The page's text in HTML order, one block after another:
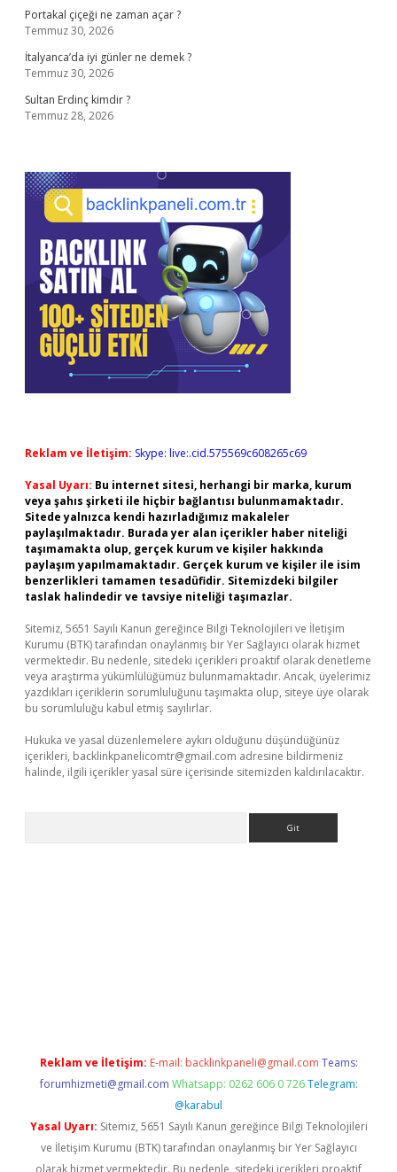
Portakal çiçeği ne zaman açar ?
Temmuz 30, 2026
İtalyanca’da iyi günler ne demek ?
Temmuz 30, 2026
Sultan Erdinç kimdir ?
Temmuz 28, 2026
Reklam ve İletişim: Skype: live:.cid.575569c608265c69
Yasal Uyarı: Bu internet sitesi, herhangi bir marka, kurum
veya şahıs şirketi ile hiçbir bağlantısı bulunmamaktadır.
Sitede yalnızca kendi hazırladığımız makaleler
paylaşılmaktadır. Burada yer alan içerikler haber niteliği
taşımamakta olup, gerçek kurum ve kişiler hakkında
paylaşım yapılmamaktadır. Gerçek kurum ve kişiler ile isim
benzerlikleri tamamen tesadüfidir. Sitemizdeki bilgiler
taslak halindedir ve tavsiye niteliği taşımazlar.
Sitemiz, 5651 Sayılı Kanun gereğince Bilgi Teknolojileri ve İletişim
Kurumu (BTK) tarafından onaylanmış bir Yer Sağlayıcı olarak hizmet
vermektedir. Bu nedenle, sitedeki içerikleri proaktif olarak denetleme
veya araştırma yükümlülüğümüz bulunmamaktadır. Ancak, üyelerimiz
yazdıkları içeriklerin sorumluluğunu taşımakta olup, siteye üye olarak
bu sorumluluğu kabul etmiş sayılırlar.
Hukuka ve yasal düzenlemelere aykırı olduğunu düşündüğünüz
içerikleri, backlinkpanelicomtr@gmail.com adresine bildirmeniz
halinde, ilgili içerikler yasal süre içerisinde sitemizden kaldırılacaktır.
Reklam ve İletişim: E-mail: backlinkpaneli@gmail.com Teams:
forumhizmeti@gmail.com Whatsapp: 0262 606 0 726 Telegram:
@karabul
Yasal Uyarı: Sitemiz, 5651 Sayılı Kanun gereğince Bilgi Teknolojileri
ve İletişim Kurumu (BTK) tarafından onaylanmış bir Yer Sağlayıcı
olarak hizmet vermektedir. Bu nedenle, sitedeki içerikleri proaktif